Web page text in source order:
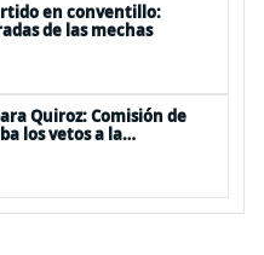
en conventillo:
de las mechas
Quiroz: Comisión de
los vetos a la